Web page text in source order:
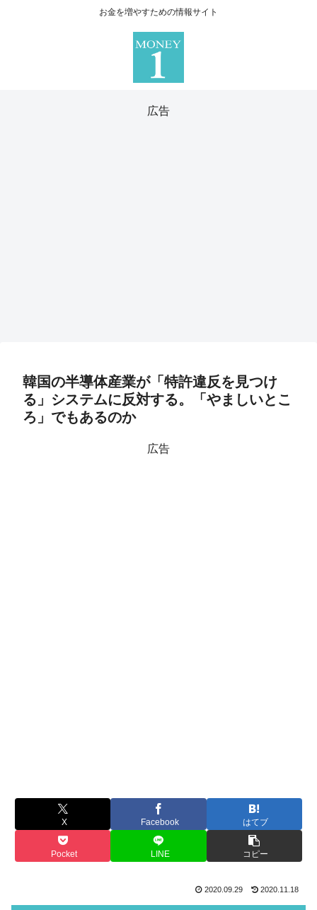
お金を増やすための情報サイト
広告
韓国の半導体産業が「特許違反を見つけ
る」システムに反対する。「やましいとこ
ろ」でもあるのか
広告
X Facebook はてブ
Pocket LINE コピー
2020.09.29 2020.11.18